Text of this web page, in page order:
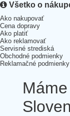
Všetko o
Ako nakupovať
Cena dopravy
Ako platiť
Ako reklamovať
Servisné strediská
Obchodné podmienky
Reklamačné podmienky
Máme